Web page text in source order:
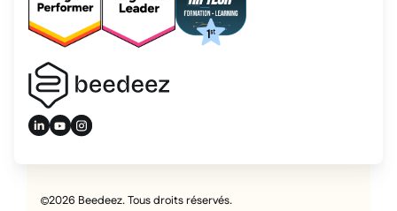
2026 Beedeez. Tous droits réservés.